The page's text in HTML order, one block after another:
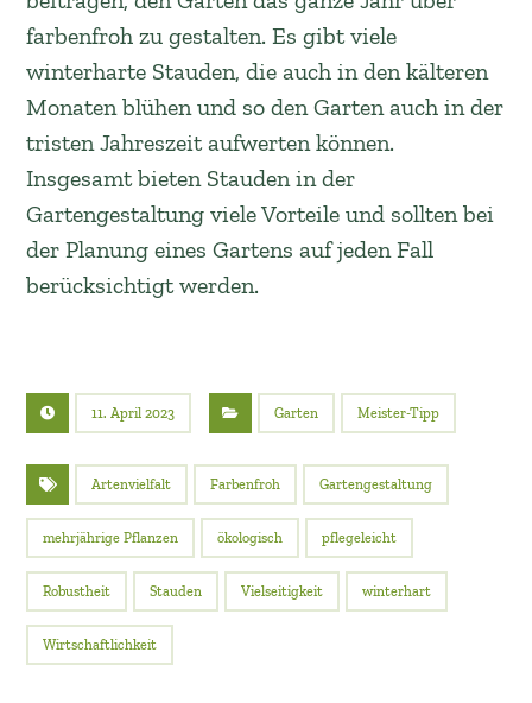
farbenfroh zu gestalten. Es gibt viele
winterharte Stauden, die auch in den kälteren
Monaten blühen und so den Garten auch in der
tristen Jahreszeit aufwerten können.
Insgesamt bieten Stauden in der
Gartengestaltung viele Vorteile und sollten bei
der Planung eines Gartens auf jeden Fall
berücksichtigt werden.
11. April 2023 Garten Meister-Tipp
Artenvielfalt Farbenfroh Gartengestaltung
mehrjährige Pflanzen ökologisch pflegeleicht
Robustheit Stauden Vielseitigkeit winterhart
Wirtschaftlichkeit